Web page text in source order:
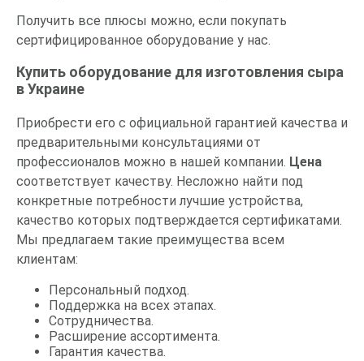
Получить все плюсы можно, если покупать
сертифицированное оборудование у нас.
Купить оборудование для изготовления сыра
в Украине
Приобрести его с официальной гарантией качества и
предварительными консультациями от
профессионалов можно в нашей компании. Цена
соответствует качеству. Несложно найти под
конкретные потребности лучшие устройства,
качество которых подтверждается сертификатами.
Мы предлагаем такие преимущества всем
клиентам:
Персональный подход.
Поддержка на всех этапах.
Сотрудничества.
Расширение ассортимента.
Гарантия качества.